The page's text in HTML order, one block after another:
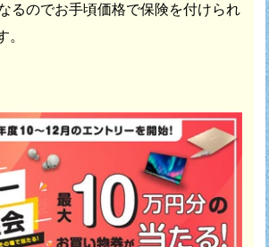
るのでお手頃価格で保険を付けられ
。